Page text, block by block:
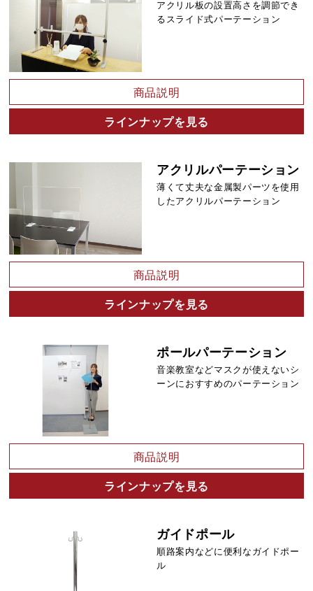
アクリル板の設置高さを調節でき
るスライド式パーテーション
商品説明
ラインナップを見る
アクリルパーテーション
薄くて丈夫な金属製パーツを使用
したアクリルパーテーション
商品説明
ラインナップを見る
ポールパーテーション
音楽教室などマスクが使えないシ
ーンにおすすめのパーテーション
商品説明
ラインナップを見る
ガイドポール
順路案内などに便利なガイドポー
ル